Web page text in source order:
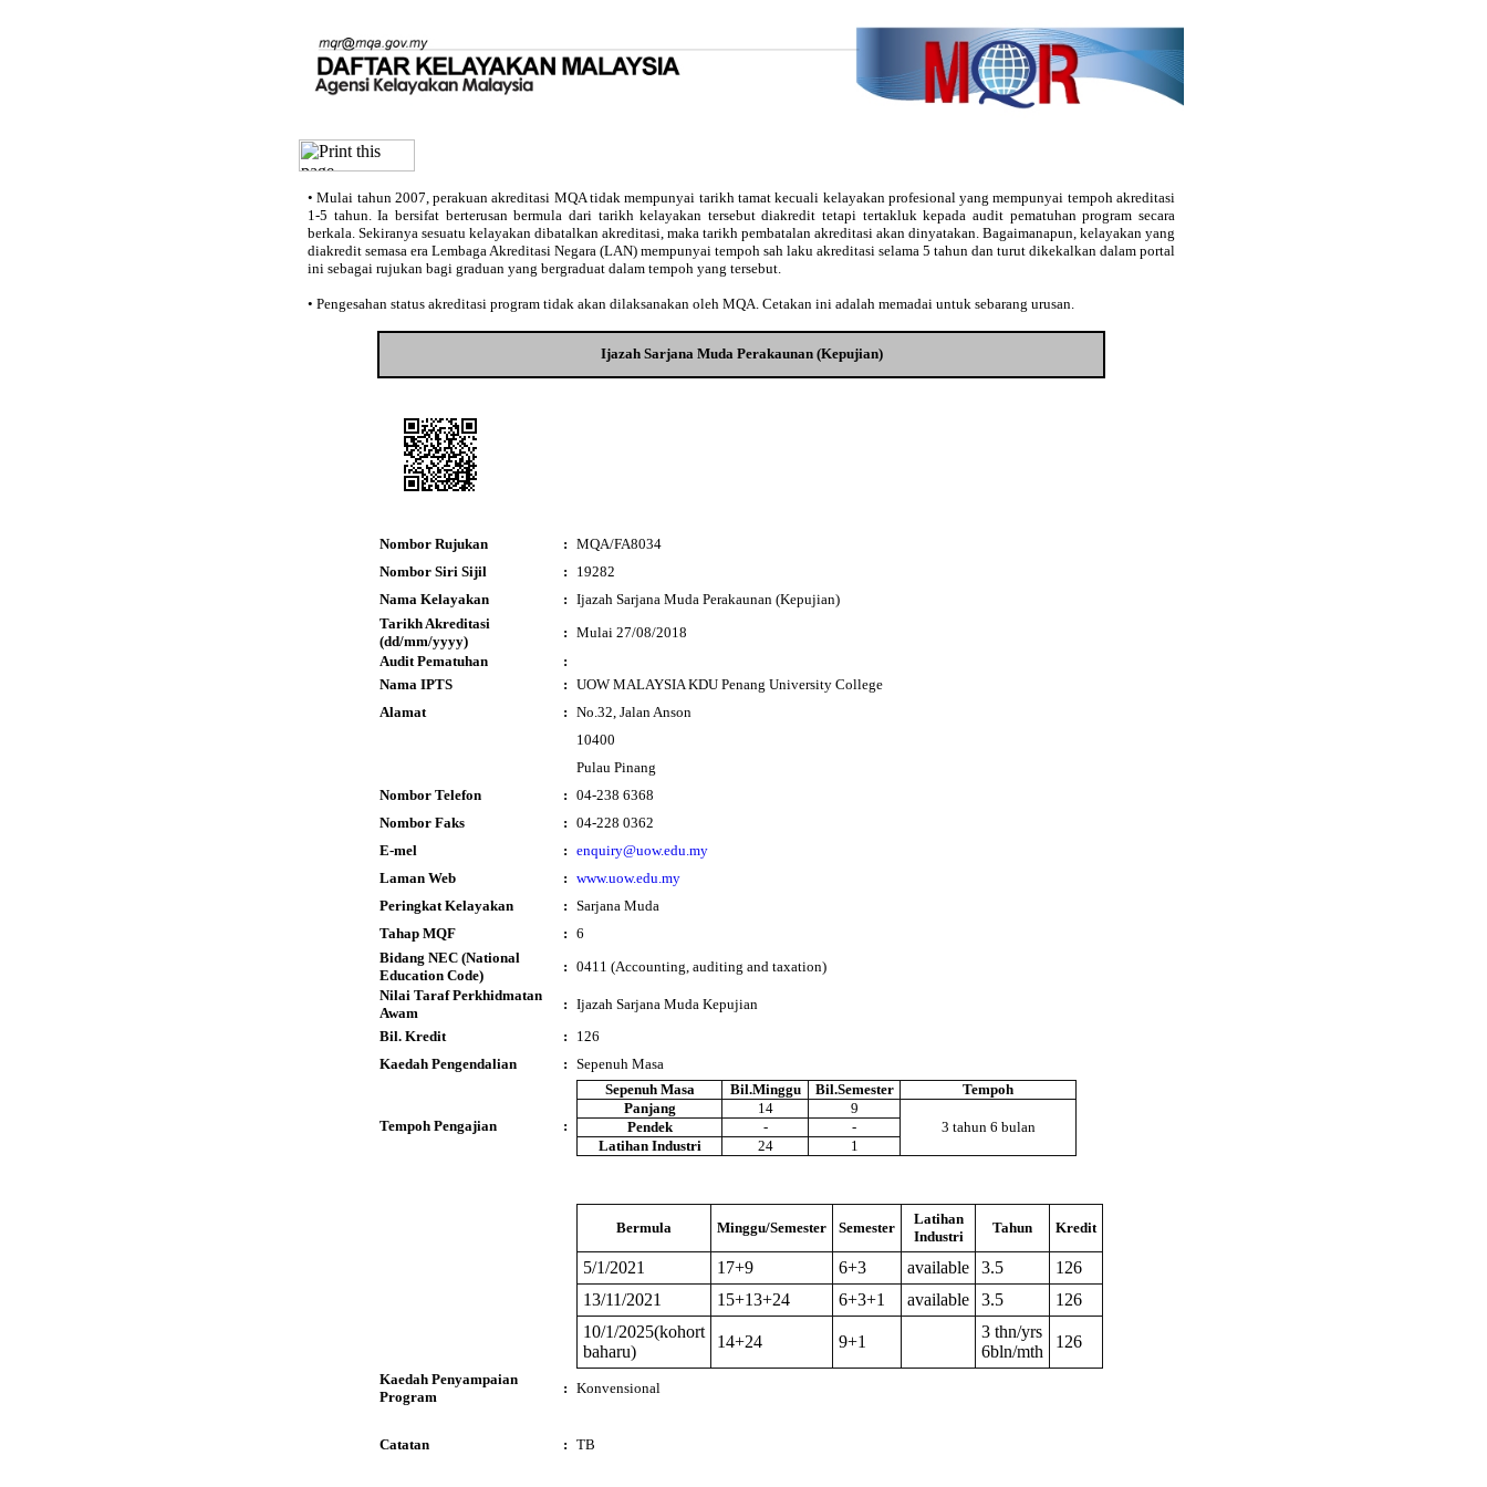
• Mulai tahun 2007, perakuan akreditasi MQA tidak mempunyai tarikh tamat kecuali kelayakan profesional yang mempunyai tempoh akreditasi
1-5 tahun. Ia bersifat berterusan bermula dari tarikh kelayakan tersebut diakredit tetapi tertakluk kepada audit pematuhan program secara
berkala. Sekiranya sesuatu kelayakan dibatalkan akreditasi, maka tarikh pembatalan akreditasi akan dinyatakan. Bagaimanapun, kelayakan yang
diakredit semasa era Lembaga Akreditasi Negara (LAN) mempunyai tempoh sah laku akreditasi selama 5 tahun dan turut dikekalkan dalam portal
ini sebagai rujukan bagi graduan yang bergraduat dalam tempoh yang tersebut.
• Pengesahan status akreditasi program tidak akan dilaksanakan oleh MQA. Cetakan ini adalah memadai untuk sebarang urusan.
Ijazah Sarjana Muda Perakaunan (Kepujian)
Nombor Rujukan : MQA/FA8034
Nombor Siri Sijil
:
19282
Nama Kelayakan
: Ijazah Sarjana Muda Perakaunan (Kepujian)
Tarikh Akreditasi
(dd/mm/yyyy)
: Mulai 27/08/2018
Audit Pematuhan
:
Nama IPTS
: UOW MALAYSIA KDU Penang University College
Alamat
: No.32, Jalan Anson
10400
Pulau Pinang
Nombor Telefon
: 04-238 6368
Nombor Faks
: 04-228 0362
E-mel
: enquiry@uow.edu.my
Laman Web
: www.uow.edu.my
Peringkat Kelayakan
: Sarjana Muda
Tahap MQF
: 6
Bidang NEC (National
Education Code)
: 0411 (Accounting, auditing and taxation)
Nilai Taraf Perkhidmatan
Awam
: Ijazah Sarjana Muda Kepujian
Bil. Kredit
:
126
Kaedah Pengendalian
: Sepenuh Masa
Tempoh Pengajian :
Sepenuh Masa Bil.Minggu Bil.Semester
Tempoh
Panjang
14
9
3 tahun 6 bulan
Pendek -
-
Latihan Industri
24 1
Bermula Minggu/Semester Semester
Latihan
Industri
Tahun Kredit
5/1/2021 17+9 6+3 available 3.5
126
13/11/2021
15+13+24 6+3+1 available 3.5
126
10/1/2025(kohort
baharu)
14+24 9+1
3 thn/yrs
6bln/mth
126
Kaedah Penyampaian
Program
: Konvensional
Catatan : TB